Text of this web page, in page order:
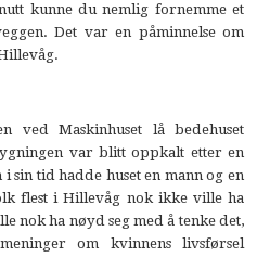
kunne du nemlig fornemme et
Det var en påminnelse om
ved Maskinhuset lå bedehuset
var blitt oppkalt etter en
sin tid hadde huset en mann og en
flest i Hillevåg nok ikke ville ha
nok ha nøyd seg med å tenke det,
om kvinnens livsførsel